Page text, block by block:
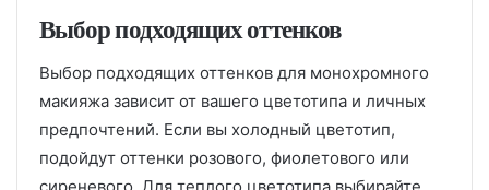
Выбор подходящих оттенков
Выбор подходящих оттенков для монохромного
макияжа зависит от вашего цветотипа и личных
предпочтений. Если вы холодный цветотип,
подойдут оттенки розового, фиолетового или
сиреневого. Для теплого цветотипа выбирайте